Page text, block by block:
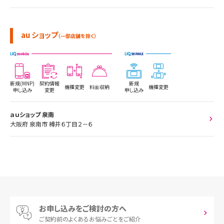
au ショップ（一部店舗を除く）
新規(MNP)
申し込み
契約情報
変更
機種変更 料金収納
新規
申し込み
機種変更
ａｕショップ 泉南
大阪府 泉南市 樽井６丁目２－６
お申し込みをご検討の方へ
ご契約前のよくあるお悩みごとをご紹介